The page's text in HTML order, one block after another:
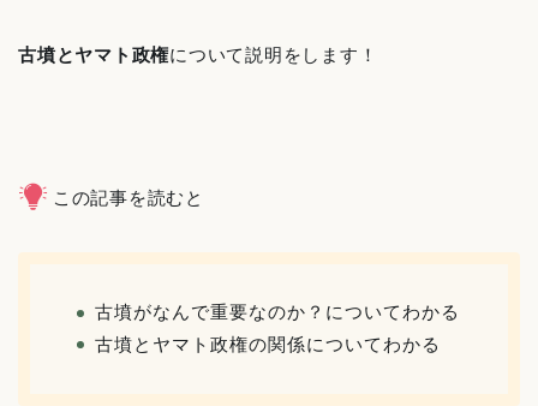
古墳とヤマト政権について説明をします！
この記事を読むと
古墳がなんで重要なのか？についてわかる
古墳とヤマト政権の関係についてわかる